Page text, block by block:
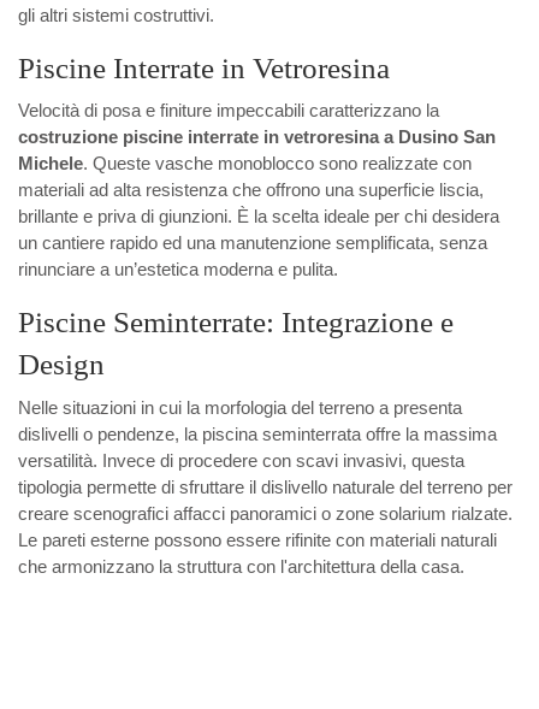
gli altri sistemi costruttivi.
Piscine Interrate in Vetroresina
Velocità di posa e finiture impeccabili caratterizzano la
costruzione piscine interrate in vetroresina a Dusino San
Michele. Queste vasche monoblocco sono realizzate con
materiali ad alta resistenza che offrono una superficie liscia,
brillante e priva di giunzioni. È la scelta ideale per chi desidera
un cantiere rapido ed una manutenzione semplificata, senza
rinunciare a un’estetica moderna e pulita.
Piscine Seminterrate: Integrazione e
Design
Nelle situazioni in cui la morfologia del terreno a presenta
dislivelli o pendenze, la piscina seminterrata offre la massima
versatilità. Invece di procedere con scavi invasivi, questa
tipologia permette di sfruttare il dislivello naturale del terreno per
creare scenografici affacci panoramici o zone solarium rialzate.
Le pareti esterne possono essere rifinite con materiali naturali
che armonizzano la struttura con l'architettura della casa.